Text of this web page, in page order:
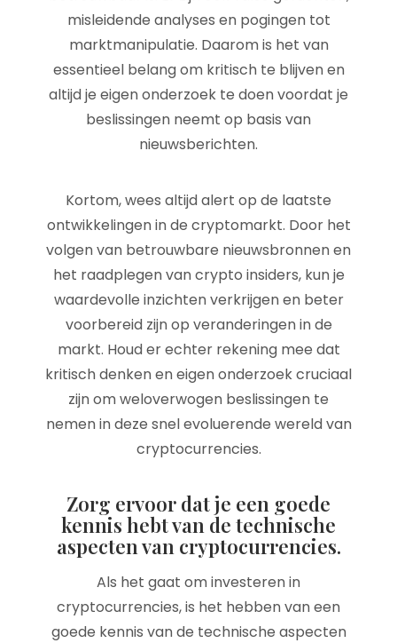
misleidende analyses en pogingen tot
marktmanipulatie. Daarom is het van
essentieel belang om kritisch te blijven en
altijd je eigen onderzoek te doen voordat je
beslissingen neemt op basis van
nieuwsberichten.
Kortom, wees altijd alert op de laatste
ontwikkelingen in de cryptomarkt. Door het
volgen van betrouwbare nieuwsbronnen en
het raadplegen van crypto insiders, kun je
waardevolle inzichten verkrijgen en beter
voorbereid zijn op veranderingen in de
markt. Houd er echter rekening mee dat
kritisch denken en eigen onderzoek cruciaal
zijn om weloverwogen beslissingen te
nemen in deze snel evoluerende wereld van
cryptocurrencies.
Zorg ervoor dat je een goede
kennis hebt van de technische
aspecten van cryptocurrencies.
Als het gaat om investeren in
cryptocurrencies, is het hebben van een
goede kennis van de technische aspecten